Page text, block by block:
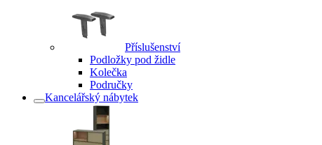
Příslušenství
Podložky pod židle
Kolečka
Područky
Kancelářský nábytek